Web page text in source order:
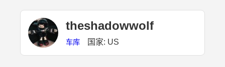
theshadowwolf
车库 国家: US